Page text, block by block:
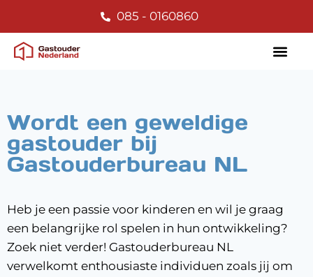
085 - 0160860
Wordt een geweldige
gastouder bij
Gastouderbureau NL
Heb je een passie voor kinderen en wil je graag
een belangrijke rol spelen in hun ontwikkeling?
Zoek niet verder! Gastouderbureau NL
verwelkomt enthousiaste individuen zoals jij om